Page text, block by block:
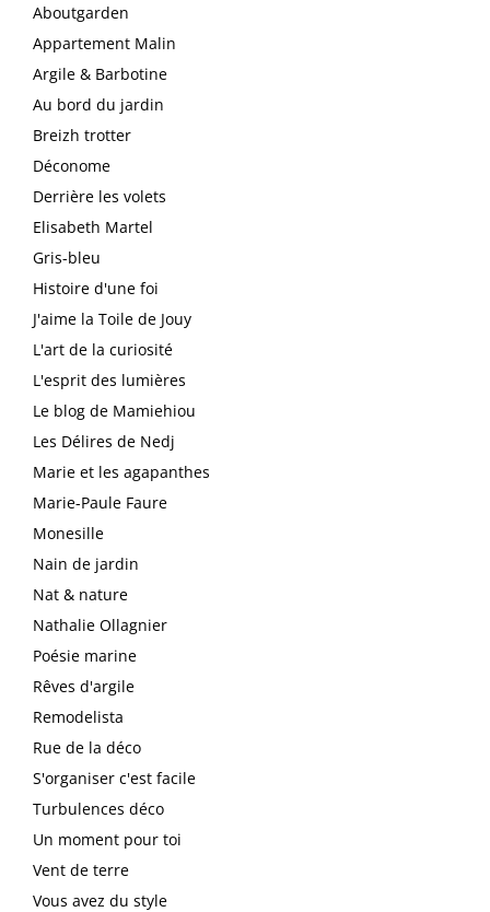
Aboutgarden
Appartement Malin
Argile & Barbotine
Au bord du jardin
Breizh trotter
Déconome
Derrière les volets
Elisabeth Martel
Gris-bleu
Histoire d'une foi
J'aime la Toile de Jouy
L'art de la curiosité
L'esprit des lumières
Le blog de Mamiehiou
Les Délires de Nedj
Marie et les agapanthes
Marie-Paule Faure
Monesille
Nain de jardin
Nat & nature
Nathalie Ollagnier
Poésie marine
Rêves d'argile
Remodelista
Rue de la déco
S'organiser c'est facile
Turbulences déco
Un moment pour toi
Vent de terre
Vous avez du style